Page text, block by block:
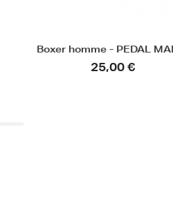
Boxer homme - KAVIRA
25,00 €